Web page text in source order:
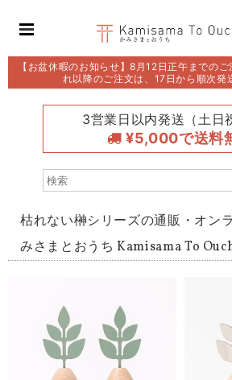
【お盆休暇のお知らせ】8月12日正午までの
れ以降のご注文は、17日から順次発
3営業日以内発送（土日
¥5,000で送料
枯れない榊シリーズの通販・オン
みさまとおうち Kamisama To